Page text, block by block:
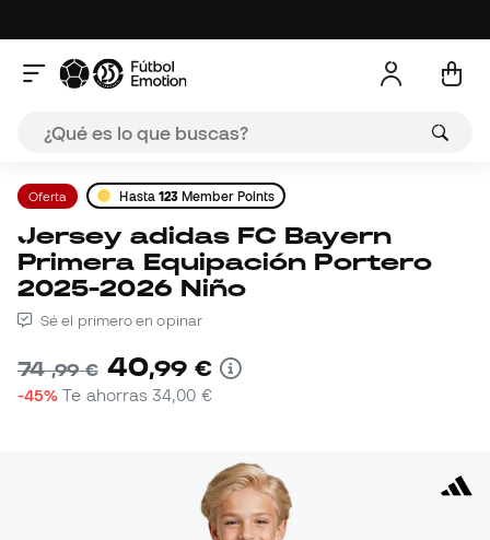
Oferta Hasta 123 Member Points
Jersey adidas FC Bayern
Primera Equipación Portero
2025-2026 Niño
Sé el primero en opinar
74,99 € 40,99 €
-45% Te ahorras34,00 €